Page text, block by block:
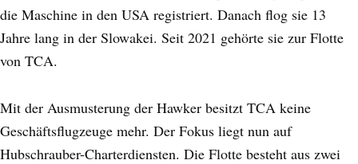
die Maschine in den USA registriert. Danach flog sie 13
Jahre lang in der Slowakei. Seit 2021 gehörte sie zur Flotte
von TCA.
Mit der Ausmusterung der Hawker besitzt TCA keine
Geschäftsflugzeuge mehr. Der Fokus liegt nun auf
Hubschrauber-Charterdiensten. Die Flotte besteht aus zwei